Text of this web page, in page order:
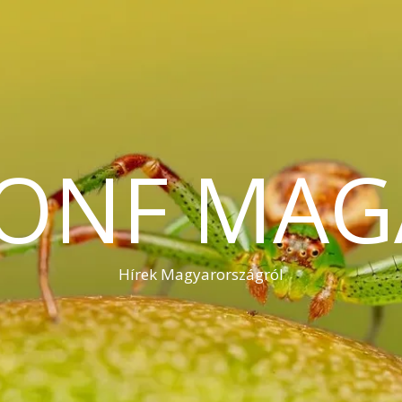
Hírek Magyarországról